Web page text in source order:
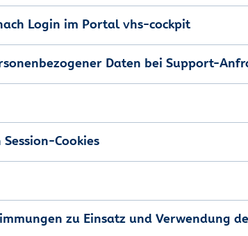
Login im Portal vhs-cockpit
Daten bei Support-
Cookies
zu Einsatz und Verwendung